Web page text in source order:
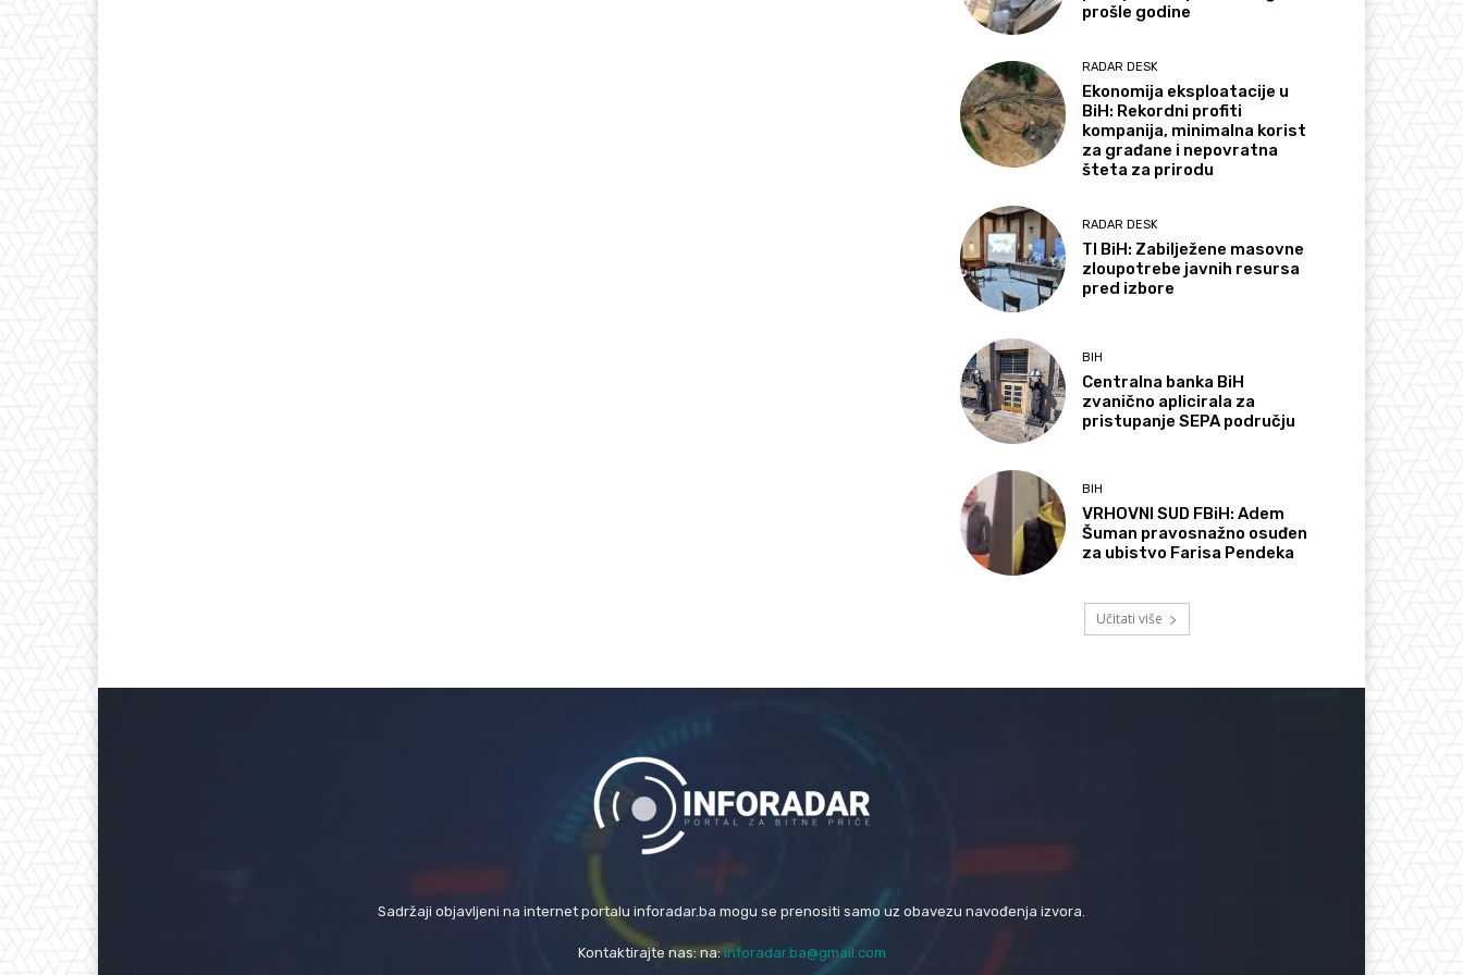
prošle godine
RADAR DESK
Ekonomija eksploatacije u
BiH: Rekordni profiti
kompanija, minimalna korist
za građane i nepovratna
šteta za prirodu
RADAR DESK
TI BiH: Zabilježene masovne
zloupotrebe javnih resursa
pred izbore
BIH
Centralna banka BiH
zvanično aplicirala za
pristupanje SEPA području
BIH
VRHOVNI SUD FBiH: Adem
Šuman pravosnažno osuđen
za ubistvo Farisa Pendeka
Učitati više
Sadržaji objavljeni na internet portalu inforadar.ba mogu se prenositi samo uz obavezu navođenja izvora.
Kontaktirajte nas: na:inforadar.ba@gmail.com